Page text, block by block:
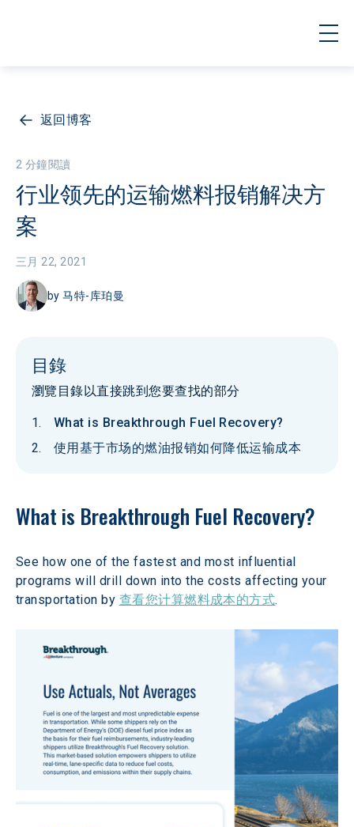
返回博客
2 分鐘閱讀
行业领先的运输燃料报销解决方
案
三月 22, 2021
by马特-库珀曼
目錄
瀏覽目錄以直接跳到您要查找的部分
What is Breakthrough Fuel Recovery?
使用基于市场的燃油报销如何降低运输成本
What is Breakthrough Fuel Recovery?
See how one of the fastest and most influential
programs will drill down into the costs affecting your
transportation by 查看您计算燃料成本的方式.